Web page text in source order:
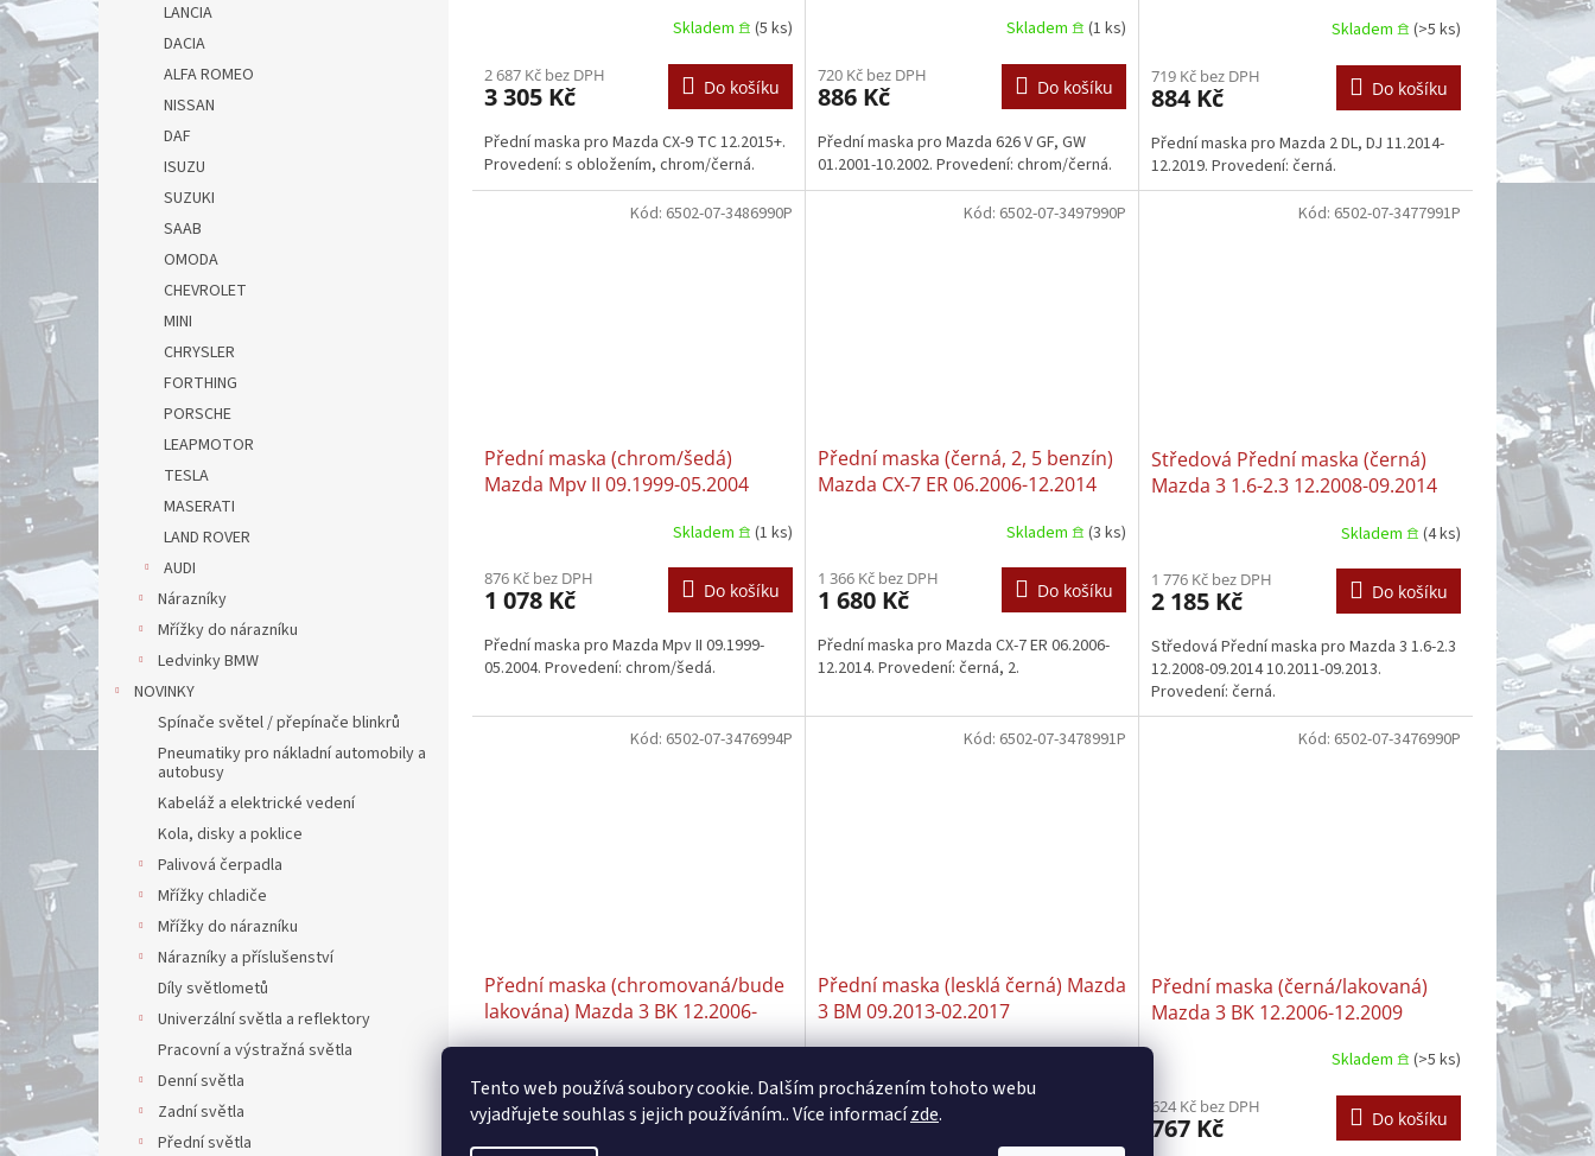
Tento web používá soubory cookie. Dalším procházením tohoto webu
vyjadřujete souhlas s jejich používáním.. Více informacízde.
LANCIA
DACIA
ALFA ROMEO
NISSAN
DAF
ISUZU
SUZUKI
SAAB
OMODA
CHEVROLET
MINI
CHRYSLER
FORTHING
PORSCHE
LEAPMOTOR
TESLA
MASERATI
LAND ROVER
AUDI
Nárazníky
Mřížky do nárazníku
Ledvinky BMW
NOVINKY
Spínače světel / přepínače blinkrů
Pneumatiky pro nákladní automobily a
autobusy
Kabeláž a elektrické vedení
Kola, disky a poklice
Palivová čerpadla
Mřížky chladiče
Mřížky do nárazníku
Nárazníky a příslušenství
Díly světlometů
Univerzální světla a reflektory
Pracovní a výstražná světla
Denní světla
Zadní světla
Přední světla
Skladem 𖠿 (5 ks)
2 687 Kč bez DPH
3 305 Kč Do košíku
Přední maska pro Mazda CX-9 TC 12.2015+.
Provedení: s obložením, chrom/černá.
Skladem 𖠿 (1 ks)
720 Kč bez DPH
886 Kč Do košíku
Přední maska pro Mazda 626 V GF, GW
01.2001-10.2002. Provedení: chrom/černá.
Skladem 𖠿 (>5 ks)
719 Kč bez DPH
884 Kč Do košíku
Přední maska pro Mazda 2 DL, DJ 11.2014-
12.2019. Provedení: černá.
Přední maska (chrom/šedá)
Mazda Mpv II 09.1999-05.2004
Skladem 𖠿 (1 ks)
876 Kč bez DPH
1 078 Kč Do košíku
Přední maska pro Mazda Mpv II 09.1999-
05.2004. Provedení: chrom/šedá.
Kód: 6502-07-3486990P
Přední maska (černá, 2, 5 benzín)
Mazda CX-7 ER 06.2006-12.2014
Skladem 𖠿 (3 ks)
1 366 Kč bez DPH
1 680 Kč Do košíku
Přední maska pro Mazda CX-7 ER 06.2006-
12.2014. Provedení: černá, 2.
Kód: 6502-07-3497990P
Středová Přední maska (černá)
Mazda 3 1.6-2.3 12.2008-09.2014
Skladem 𖠿 (4 ks)
1 776 Kč bez DPH
2 185 Kč Do košíku
Středová Přední maska pro Mazda 3 1.6-2.3
12.2008-09.2014 10.2011-09.2013.
Provedení: černá.
Kód: 6502-07-3477991P
Přední maska (chromovaná/bude
lakována) Mazda 3 BK 12.2006-
12.2009
1 135 Kč bez DPH
1 396 Kč Do košíku
Kód: 6502-07-3476994P
Přední maska (lesklá černá) Mazda
3 BM 09.2013-02.2017
1 722 Kč bez DPH
2 118 Kč
Kód: 6502-07-3478991P
Přední maska (černá/lakovaná)
Mazda 3 BK 12.2006-12.2009
Skladem 𖠿 (>5 ks)
624 Kč bez DPH
767 Kč Do košíku
Kód: 6502-07-3476990P